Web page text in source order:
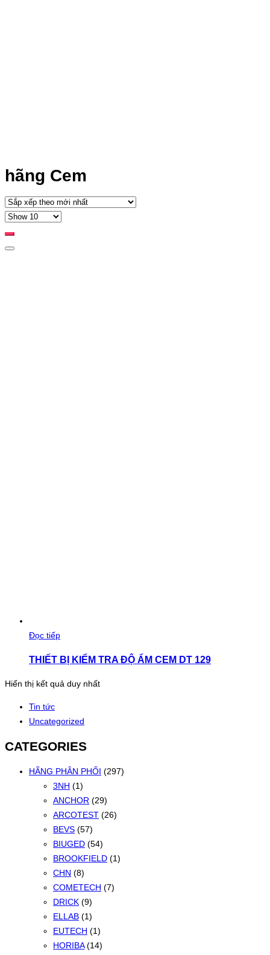
hãng Cem
Đọc tiếp
THIẾT BỊ KIỂM TRA ĐỘ ẨM CEM DT 129
Hiển thị kết quả duy nhất
Tin tức
Uncategorized
CATEGORIES
HÃNG PHÂN PHỐI (297)
3NH (1)
ANCHOR (29)
ARCOTEST (26)
BEVS (57)
BIUGED (54)
BROOKFIELD (1)
CHN (8)
COMETECH (7)
DRICK (9)
ELLAB (1)
EUTECH (1)
HORIBA (14)